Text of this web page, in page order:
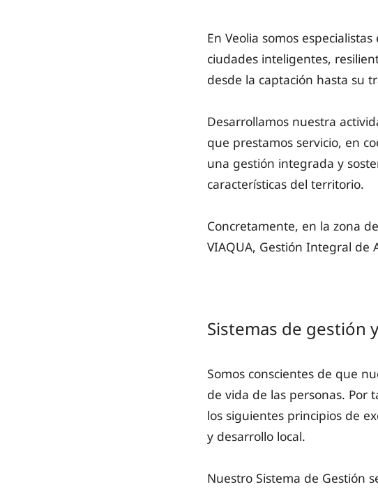
En Veolia somos
ciudades inteligentes,
desde la captación hasta su
Desarrollamos nuestra
que prestamos servicio, en
una gestión integrada y
características del territorio.
Concretamente, en la zona
VIAQUA, Gestión Integral de
Sistemas de gestión
Somos conscientes de que
de vida de las personas. Por
los siguientes principios de
y desarrollo local.
Nuestro Sistema de Gestión